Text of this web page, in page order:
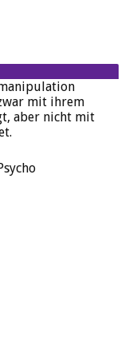
mit ihrem
aber nicht mit
Psycho